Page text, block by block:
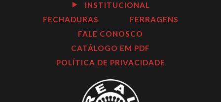
INSTITUCIONAL
FECHADURAS
FERRAGENS
FALE CONOSCO
CATÁLOGO EM PDF
POLÍTICA DE PRIVACIDADE